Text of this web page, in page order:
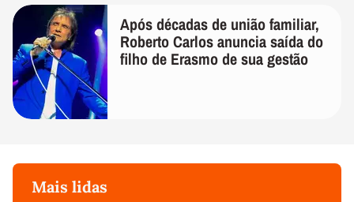
Após décadas de união familiar,
Roberto Carlos anuncia saída do
filho de Erasmo de sua gestão
Mais lidas